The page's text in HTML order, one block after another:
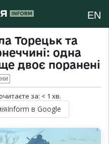
EN
Торецьк та
одна
двоє поранені
за: < 1 хв.
в Google